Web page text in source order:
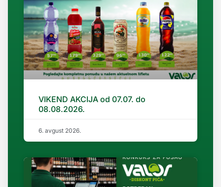
VIKEND AKCIJA od 07.07. do
08.08.2026.
6. avgust 2026.